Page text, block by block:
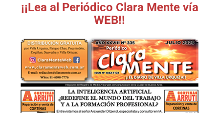
¡¡Lea al Periódico Clara Mente vía
WEB!!